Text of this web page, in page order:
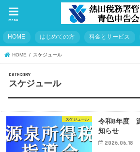
menu
HOME はじめての方 料金とサービス
HOME スケジュール
スケジュール
スケジュール
令和8年度
知らせ
2026.06.18